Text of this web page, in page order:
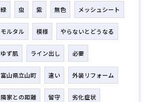
緑 虫 紫 無色 メッシュシート
モルタル 模様 やらないとどうなる
ゆず肌 ライン出し 必要
富山県立山町 違い 外装リフォーム
隣家との距離 留守 劣化症状